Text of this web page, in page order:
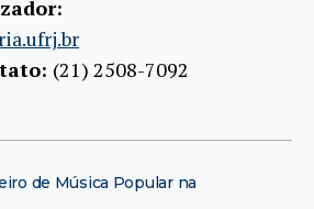
(21) 2508-7092
de Música Popular na